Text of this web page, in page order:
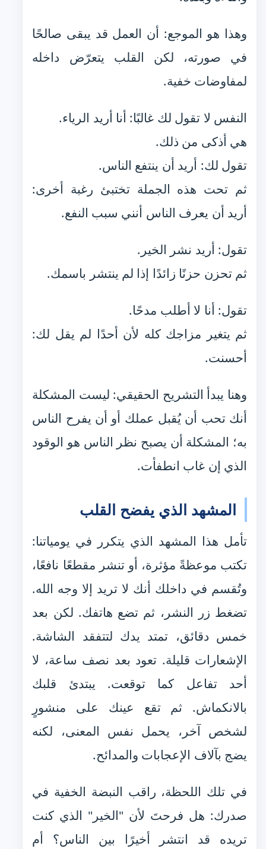
وهذا هو الموجع: أن العمل قد يبقى صالحًا
في صورته، لكن القلب يتعرّض داخله
لمفاوضات خفية.
النفس لا تقول لك غالبًا: أنا أريد الرياء.
هي أذكى من ذلك.
تقول لك: أريد أن ينتفع الناس.
ثم تحت هذه الجملة تختبئ رغبة أخرى:
أريد أن يعرف الناس أنني سبب النفع.
تقول: أريد نشر الخير.
ثم تحزن حزنًا زائدًا إذا لم ينتشر باسمك.
تقول: أنا لا أطلب مدحًا.
ثم يتغير مزاجك كله لأن أحدًا لم يقل لك:
أحسنت.
وهنا يبدأ التشريح الحقيقي: ليست المشكلة
أنك تحب أن يُقبل عملك أو أن يفرح الناس
به؛ المشكلة أن يصبح نظر الناس هو الوقود
الذي إن غاب انطفأت.
المشهد الذي يفضح القلب
تأمل هذا المشهد الذي يتكرر في يومياتنا:
تكتب موعظةً مؤثرة، أو تنشر مقطعًا نافعًا،
وتُقسم في داخلك أنك لا تريد إلا وجه الله.
تضغط زر النشر، ثم تضع هاتفك. لكن بعد
خمس دقائق، تمتد يدك لتتفقد الشاشة.
الإشعارات قليلة. تعود بعد نصف ساعة، لا
أحد تفاعل كما توقعت. يبتدئ قلبك
بالانكماش. ثم تقع عينك على منشورٍ
لشخص آخر، يحمل نفس المعنى، لكنه
يضج بآلاف الإعجابات والمدائح.
في تلك اللحظة، راقب النبضة الخفية في
صدرك: هل فرحتَ لأن "الخير" الذي كنت
تريده قد انتشر أخيرًا بين الناس؟ أم